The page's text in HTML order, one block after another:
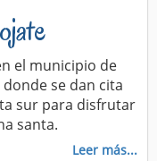
el municipio de
se dan cita
sur para disfrutar
santa.
Leer más...